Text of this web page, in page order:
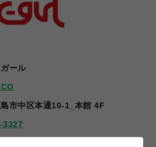
ール
市中区本通10-1_本館 4F
3327